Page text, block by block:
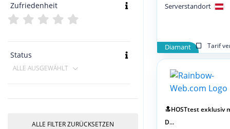
Zufriedenheit
Status
ALLE AUSGEWÄHLT
ALLE FILTER ZURÜCKSETZEN
Diamant Tarif
Serverstandort
🔝HOSTtest exklusiv
D...